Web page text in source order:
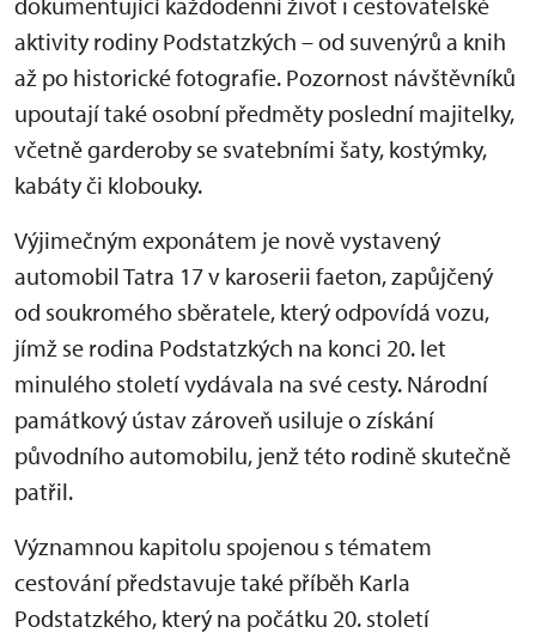
aktivity rodiny Podstatzkých – od suvenýrů a knih
až po historické fotografie. Pozornost návštěvníků
upoutají také osobní předměty poslední majitelky,
včetně garderoby se svatebními šaty, kostýmky,
kabáty či klobouky.
Výjimečným exponátem je nově vystavený
automobil Tatra 17 v karoserii faeton, zapůjčený
od soukromého sběratele, který odpovídá vozu,
jímž se rodina Podstatzkých na konci 20. let
minulého století vydávala na své cesty. Národní
památkový ústav zároveň usiluje o získání
původního automobilu, jenž této rodině skutečně
patřil.
Významnou kapitolu spojenou s tématem
cestování představuje také příběh Karla
Podstatzkého, který na počátku 20. století